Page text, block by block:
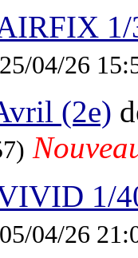
1/
04/26
(2e)
1/
04/26